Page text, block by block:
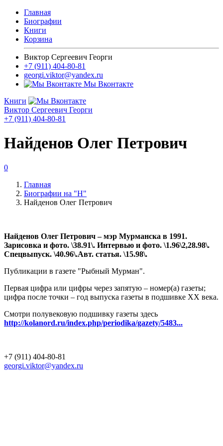
Главная
Биографии
Книги
Корзина
Виктор Сергеевич Георги
+7 (911) 404-80-81
georgi.viktor@yandex.ru
Мы Вконтакте
Книги
Виктор Сергеевич Георги
+7 (911) 404-80-81
Найденов Олег Петрович
0
Главная
Биографии на "Н"
Найденов Олег Петрович
Найденов Олег Петрович – мэр Мурманска в 1991.
Зарисовка и фото. \38.91\. Интервью и фото. \1.96\2,28.98\.
Спецвыпуск. \40.96\.Авт. статья. \15.98\.
Публикации в газете "Рыбный Мурман".
Первая цифра или цифры через запятую – номер(а) газеты;
цифра после точки – год выпуска газеты в подшивке ХХ века.
Смотри полувековую подшивку газеты здесь
http://kolanord.ru/index.php/periodika/gazety/5483...
+7 (911) 404-80-81
georgi.viktor@yandex.ru